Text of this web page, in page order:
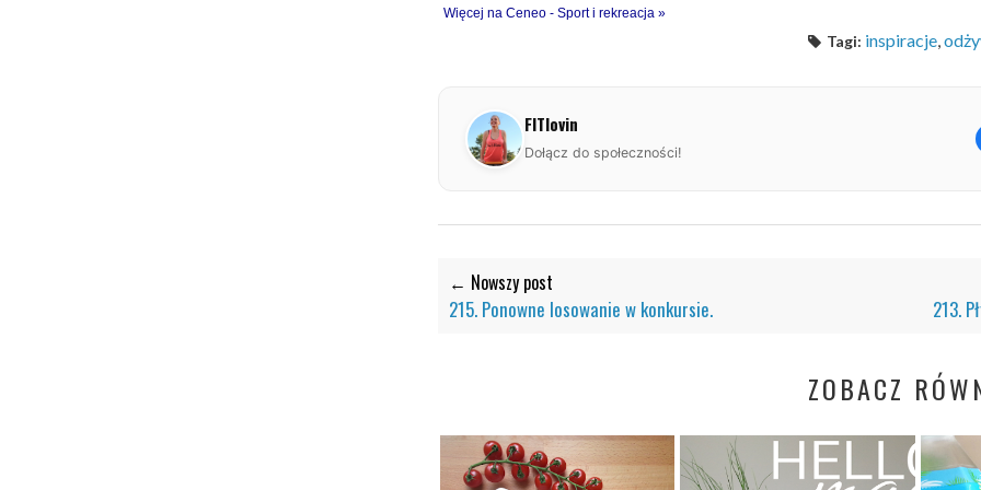
Więcej na Ceneo - Sport i rekreacja »
Tagi: inspiracje,
FITlovin
Dołącz do społeczności!
← Nowszy post
215. Ponowne losowanie w konkursie. 213.
ZOBACZ